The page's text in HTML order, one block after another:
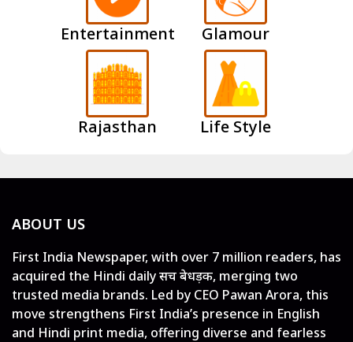
Entertainment Glamour
Rajasthan Life Style
ABOUT US
First India Newspaper, with over 7 million readers, has
acquired the Hindi daily सच बेधड़क, merging two
trusted media brands. Led by CEO Pawan Arora, this
move strengthens First India’s presence in English
and Hindi print media, offering diverse and fearless